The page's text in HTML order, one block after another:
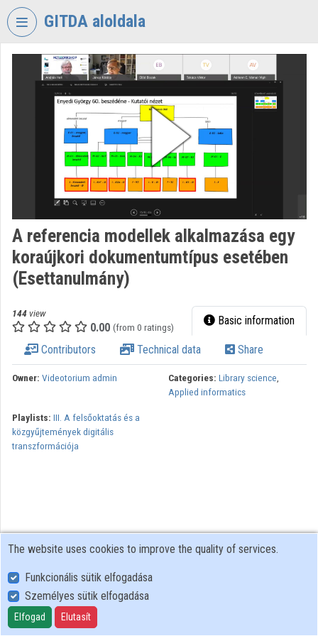
Skip header
GITDA aloldala
VIDEO TORIUM
GOVERNMENTAL
INFORMATION-
TECHNOLOGY
DEVELOPMENT
Organization home
Organization discovery
Categories
Organization playlists
Organizations
Contributors
A referencia modellek alkalmazása egy
koraújkori dokumentumtípus esetében
(Esettanulmány)
144 view
0.00 (from 0 ratings) Basic information
Contributors Technical data Share
Owner: Videotorium admin Categories: Library science,
Applied informatics
Playlists: III. A felsőoktatás és a
közgyűjtemények digitális
transzformációja
User Policy
Adatkezelési tájékoztató (en)
Cookie Policy
The website uses cookies to improve the quality of services.
Funkcionális sütik elfogadása
Személyes sütik elfogadása
Elfogad Elutasít